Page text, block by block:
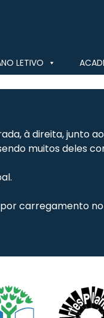
LETIVO
à direita, junto
muitos deles
carregamento